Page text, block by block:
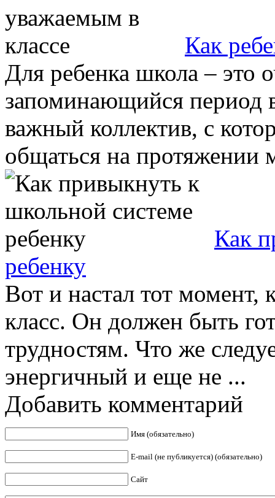
Как
Для ребенка школа – это
запоминающийся период
важный коллектив, с
общаться на протяжении
Как
ребенку
Вот и настал тот момент,
класс. Он должен быть
трудностям. Что же
энергичный и еще не ...
Добавить комментарий
Имя (обязательно)
E-mail (не публикуется) (обязательно)
Сайт